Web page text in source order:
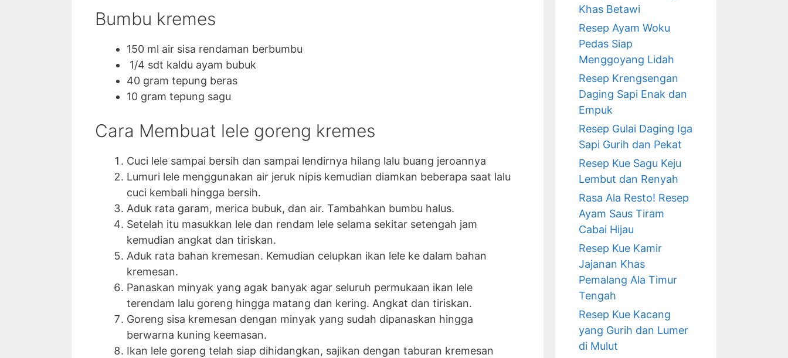
Bumbu kremes
150 ml air sisa rendaman berbumbu
1/4 sdt kaldu ayam bubuk
40 gram tepung beras
10 gram tepung sagu
Cara Membuat lele goreng kremes
Cuci lele sampai bersih dan sampai lendirnya hilang lalu buang jeroannya
Lumuri lele menggunakan air jeruk nipis kemudian diamkan beberapa saat lalu
cuci kembali hingga bersih.
Aduk rata garam, merica bubuk, dan air. Tambahkan bumbu halus.
Setelah itu masukkan lele dan rendam lele selama sekitar setengah jam
kemudian angkat dan tiriskan.
Aduk rata bahan kremesan. Kemudian celupkan ikan lele ke dalam bahan
kremesan.
Panaskan minyak yang agak banyak agar seluruh permukaan ikan lele
terendam lalu goreng hingga matang dan kering. Angkat dan tiriskan.
Goreng sisa kremesan dengan minyak yang sudah dipanaskan hingga
berwarna kuning keemasan.
Ikan lele goreng telah siap dihidangkan, sajikan dengan taburan kremesan
Khas Betawi
Resep Ayam Woku
Pedas Siap
Menggoyang Lidah
Resep Krengsengan
Daging Sapi Enak dan
Empuk
Resep Gulai Daging Iga
Sapi Gurih dan Pekat
Resep Kue Sagu Keju
Lembut dan Renyah
Rasa Ala Resto! Resep
Ayam Saus Tiram
Cabai Hijau
Resep Kue Kamir
Jajanan Khas
Pemalang Ala Timur
Tengah
Resep Kue Kacang
yang Gurih dan Lumer
di Mulut